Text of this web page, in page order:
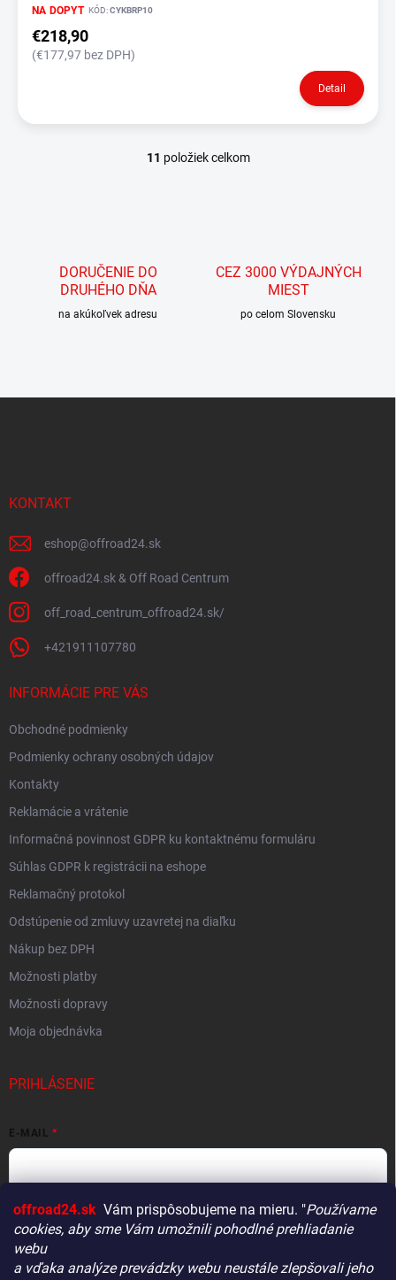
offroad24.sk Vám prispôsobujeme na mieru. "Používame
cookies, aby sme Vám umožnili pohodlné prehliadanie
webu
a vďaka analýze prevádzky webu neustále zlepšovali jeho
NA DOPYT KÓD:CYKBRP10
€218,90
(€177,97 bez DPH)
Detail
O
v
11 položiek celkom
DORUČENIE DO
DRUHÉHO DŇA
na akúkoľvek adresu
CEZ 3000 VÝDAJNÝCH
MIEST
po celom Slovensku
KONTAKT
eshop@offroad24.sk
offroad24.sk & Off Road Centrum
off_road_centrum_offroad24.sk/
+421911107780
INFORMÁCIE PRE VÁS
Obchodné podmienky
Podmienky ochrany osobných údajov
Kontakty
Reklamácie a vrátenie
Informačná povinnost GDPR ku kontaktnému formuláru
Súhlas GDPR k registrácii na eshope
Reklamačný protokol
Odstúpenie od zmluvy uzavretej na diaľku
Nákup bez DPH
Možnosti platby
Možnosti dopravy
Moja objednávka
PRIHLÁSENIE
E-MAIL
HESLO